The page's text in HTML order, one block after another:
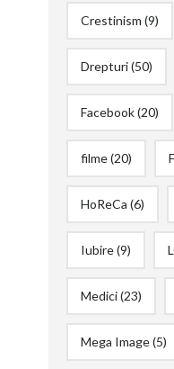
Crestinism (9)
Drepturi(50)
Facebook(20)
filme(20)
HoReCa (6)
Iubire(9)
Medici(23)
Mega Image(5)